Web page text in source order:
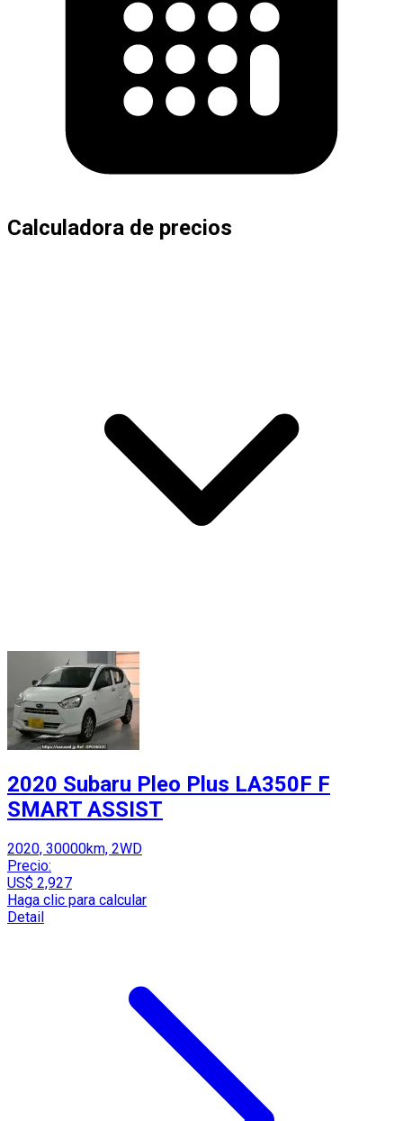
Calculadora de precios
2020 Subaru Pleo Plus LA350F F
SMART ASSIST
2020, 30000km, 2WD
Precio:
US$ 2,927
Haga clic para calcular
Detail